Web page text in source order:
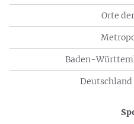
Orte
Baden-